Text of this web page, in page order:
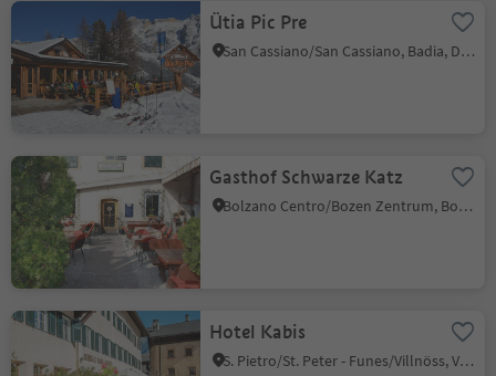
Ütia Pic Pre
San Cassiano/San Cassiano, Badia, Dolomites Region Alta Badia
Gasthof Schwarze Katz
Bolzano Centro/Bozen Zentrum, Bolzano/Bozen, Bolzano/Bozen and environs
Hotel Kabis
S. Pietro/St. Peter - Funes/Villnöss, Villnöss/Funes, Dolomites Region Lüsen Villnöss